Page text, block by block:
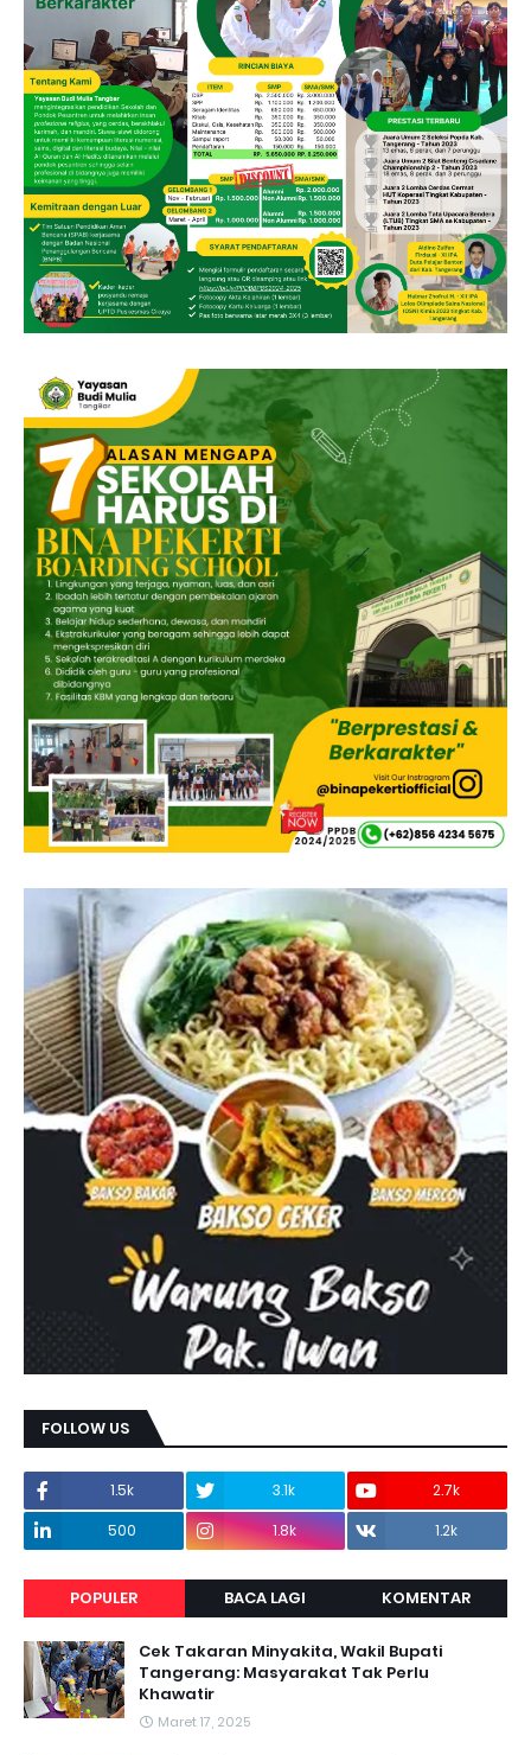
FOLLOW US
1.5k 3.1k
2.7k
500
1.8k 1.2k
POPULER BACA LAGI KOMENTAR
Cek Takaran Minyakita, Wakil Bupati
Tangerang: Masyarakat Tak Perlu
Khawatir
Maret 17, 2025